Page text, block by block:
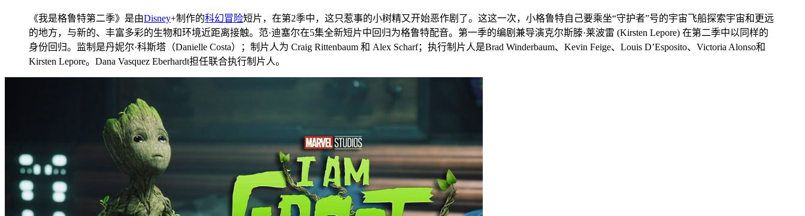
《我是格鲁特第二季》是由Disney+制作的科幻冒险短片，在第2季中，这只惹事的小树精又开始恶作剧了。这这一次，小格鲁特自己要乘坐“守护者”号的宇宙飞船探索宇宙和更远
的地方，与新的、丰富多彩的生物和环境近距离接触。范·迪塞尔在5集全新短片中回归为格鲁特配音。第一季的编剧兼导演克尔斯滕·莱波雷 (Kirsten Lepore) 在第二季中以同样的
身份回归。监制是丹妮尔·科斯塔（Danielle Costa）；制片人为 Craig Rittenbaum 和 Alex Scharf；执行制片人是Brad Winderbaum、Kevin Feige、Louis D’Esposito、Victoria Alonso和
Kirsten Lepore。Dana Vasquez Eberhardt担任联合执行制片人。